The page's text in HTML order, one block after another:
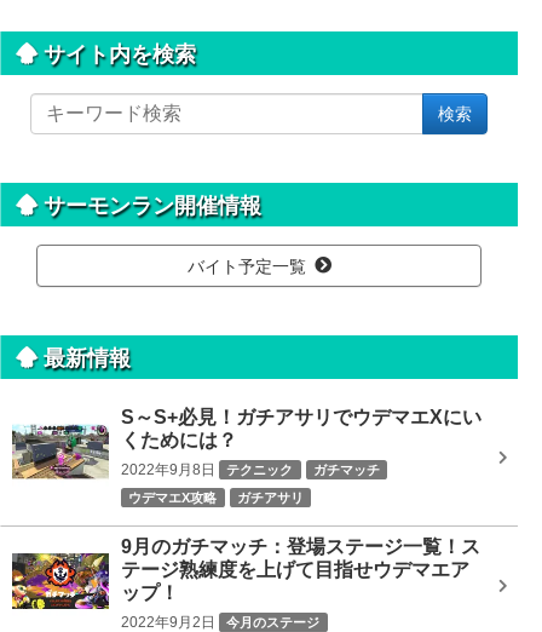
サイト内を検索
イ
を
検
索
検索
サーモンラン開催情報
バイト予定一覧
最新情報
S～S+必見！ガチアサリでウデマエXにい
くためには？
2022年9月8日 テクニック
ガチマッチ
ウデマエX攻略
ガチアサリ
9月のガチマッチ：登場ステージ一覧！ス
テージ熟練度を上げて目指せウデマエア
ップ！
2022年9月2日 今月のステージ